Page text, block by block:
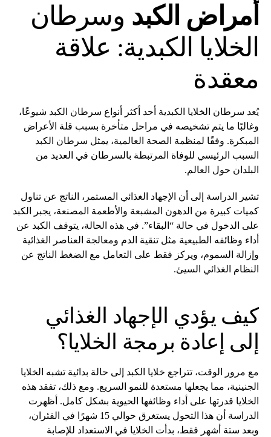
أمراض الكبد وسرطان
الخلايا الكبدية: علاقة
معقدة
يُعد سرطان الخلايا الكبدية أحد أكثر أنواع سرطان الكبد شيوعًا،
وغالبًا ما يتم تشخيصه في مراحل متأخرة بسبب قلة الأعراض
المبكرة. وفقًا لمنظمة الصحة العالمية، يمثل سرطان الكبد
السبب الرئيسي للوفاة المرتبطة بالسرطان في العديد من
البلدان حول العالم.
تشير الدراسة إلى أن الإجهاد الغذائي المستمر، الناتج عن تناول
كميات كبيرة من الدهون المشبعة والأطعمة المصنعة، يجبر الكبد
على الدخول في حالة “البقاء”. في هذه الحالة، يتوقف الكبد عن
أداء وظائفه الطبيعية مثل تنقية الدم ومعالجة العناصر الغذائية
وإزالة السموم، ويركز فقط على التعامل مع الضغط الناتج عن
النظام الغذائي السيئ.
كيف يؤدي الإجهاد الغذائي
إلى إعادة برمجة الخلايا؟
مع مرور الوقت، تتراجع خلايا الكبد إلى حالة بدائية تشبه الخلايا
الجنينية، مما يجعلها مستعدة للنمو السريع. ومع ذلك، تفقد هذه
الخلايا قدرتها على أداء وظائفها الحيوية بشكل كامل. أظهرت
الدراسة أن هذا التحول يستغرق حوالي 15 شهرًا في الفئران،
وبعد ستة أشهر فقط، بدأت الخلايا في الاستعداد للإصابة